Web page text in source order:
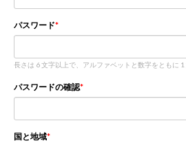
パスワード
長さは 6 文字以上で、アルファベットと数字をともに 1
パスワードの確認
国と地域